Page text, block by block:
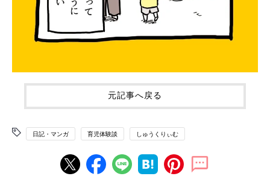
元記事へ戻る
日記・マンガ 育児体験談 しゅうくりぃむ